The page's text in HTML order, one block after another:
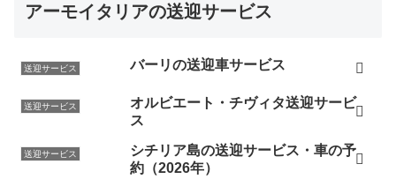
アーモイタリアの送迎サービス
送迎サービス バーリの送迎車サービス
送迎サービス
オルビエート・チヴィタ送迎サービ
ス
送迎サービス
シチリア島の送迎サービス・車の予
約（2026年）